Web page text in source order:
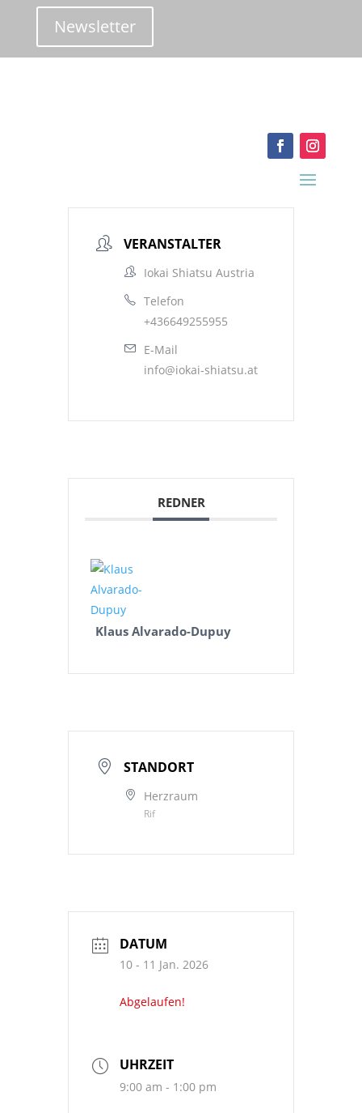
Newsletter
VERANSTALTER
Iokai Shiatsu Austria
Telefon
+436649255955
E-Mail
info@iokai-shiatsu.at
REDNER
Klaus Alvarado-Dupuy
STANDORT
Herzraum
Rif
DATUM
10 - 11 Jan. 2026
Abgelaufen!
UHRZEIT
9:00 am - 1:00 pm